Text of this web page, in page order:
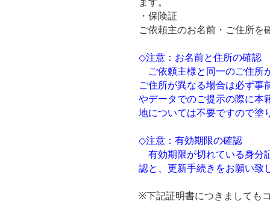
ます。
・保険証
ご依頼主のお名前・ご住所を
◇注意：お名前と住所の確認
ご依頼主様と同一のご住所
ご住所が異なる場合は必ず事
やデータでのご提示の際に本
地については不要ですので塗
◇注意：有効期限の確認
有効期限が切れている身分
認と、更新手続きをお願い致
※下記証明書につきましても